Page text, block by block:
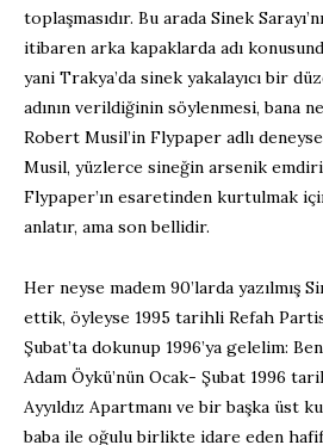
toplaşmasıdır. Bu arada Sinek
itibaren arka kapaklarda adı
yani Trakya’da sinek yakalayıcı bir
adının verildiğinin söylenmesi, bana
Robert Musil’in Flypaper adlı
Musil, yüzlerce sineğin arsenik
Flypaper’ın esaretinden kurtulmak
anlatır, ama son bellidir.
Her neyse madem 90’larda yazılmış
ettik, öyleyse 1995 tarihli Refah
Şubat’ta dokunup 1996’ya gelelim:
Adam Öykü’nün Ocak- Şubat 1996
Ayyıldız Apartmanı ve bir başka üst
baba ile oğulu birlikte idare eden